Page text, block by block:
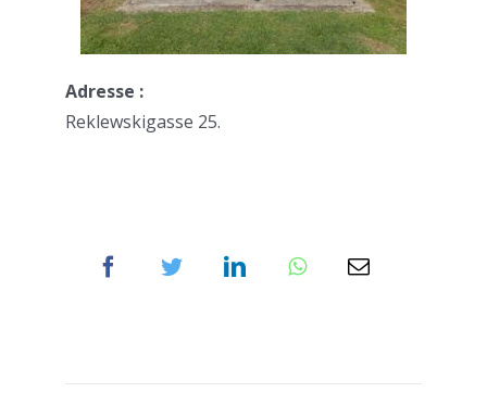
Adresse :
Reklewskigasse 25.